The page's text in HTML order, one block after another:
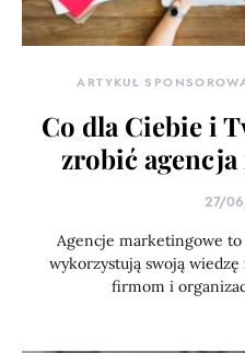
ARTYKUŁ
Co dla Ciebie i
zrobić
27/
Agencje marketingowe to
wykorzystują swoją
firmom i